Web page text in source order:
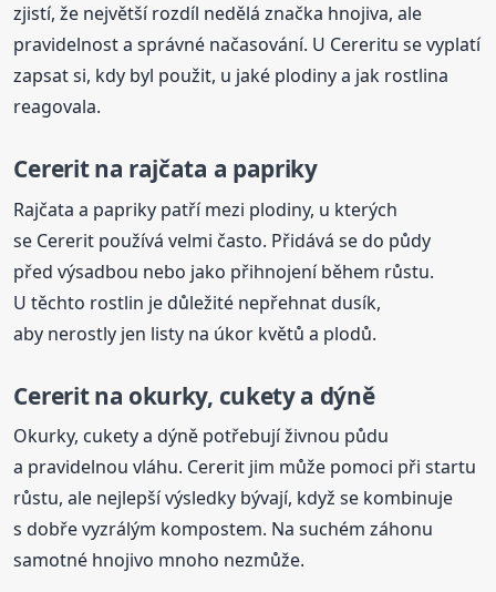
zjistí, že největší rozdíl nedělá značka hnojiva, ale
pravidelnost a správné načasování. U Cereritu se vyplatí
zapsat si, kdy byl použit, u jaké plodiny a jak rostlina
reagovala.
Cererit na rajčata a papriky
Rajčata a papriky patří mezi plodiny, u kterých
se Cererit používá velmi často. Přidává se do půdy
před výsadbou nebo jako přihnojení během růstu.
U těchto rostlin je důležité nepřehnat dusík,
aby nerostly jen listy na úkor květů a plodů.
Cererit na okurky, cukety a dýně
Okurky, cukety a dýně potřebují živnou půdu
a pravidelnou vláhu. Cererit jim může pomoci při startu
růstu, ale nejlepší výsledky bývají, když se kombinuje
s dobře vyzrálým kompostem. Na suchém záhonu
samotné hnojivo mnoho nezmůže.